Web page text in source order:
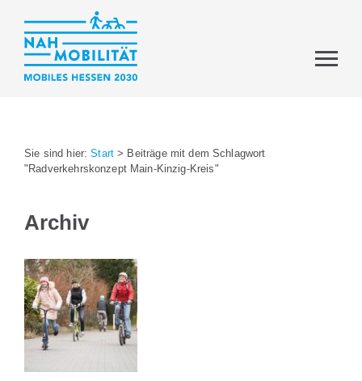
Sie sind hier:Start > Beiträge mit dem Schlagwort
"Radverkehrskonzept Main-Kinzig-Kreis"
Archiv